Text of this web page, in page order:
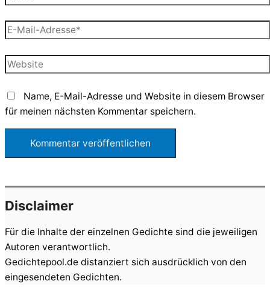
E-
Mail-
Adresse*
Website
Name, E-Mail-Adresse und Website in diesem Browser
für meinen nächsten Kommentar speichern.
Disclaimer
Für die Inhalte der einzelnen Gedichte sind die jeweiligen
Autoren verantwortlich.
Gedichtepool.de distanziert sich ausdrücklich von den
eingesendeten Gedichten.